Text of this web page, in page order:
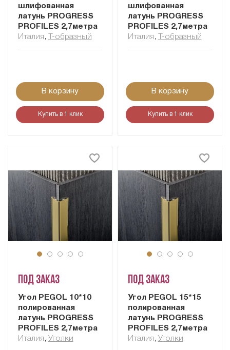
шлифованная
латунь PROGRESS
PROFILES 2,7метра
Италия , Т-образный
В корзину
Купить в 1 клик
шлифованная
латунь PROGRESS
PROFILES 2,7метра
Италия , Т-образный
В корзину
Купить в 1 клик
Под заказ
Угол PEGOL 10*10
полированная
латунь PROGRESS
PROFILES 2,7метра
Италия , Уголки
Под заказ
Угол PEGOL 15*15
полированная
латунь PROGRESS
PROFILES 2,7метра
Италия , Уголки